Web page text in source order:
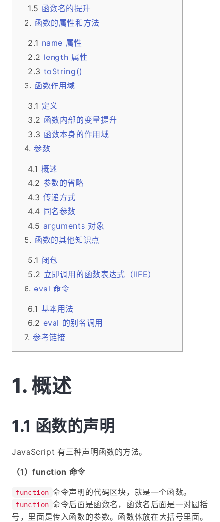
函数名的提升
函数的属性和方法
name 属性
length 属性
toString()
函数作用域
定义
函数内部的变量提升
函数本身的作用域
参数
概述
参数的省略
传递方式
同名参数
arguments 对象
函数的其他知识点
闭包
立即调用的函数表达式（IIFE）
eval 命令
基本用法
eval 的别名调用
参考链接
概述
函数的声明
JavaScript 有三种声明函数的方法。
（1）function 命令
function 命令声明的代码区块，就是一个函数。
function 命令后面是函数名，函数名后面是一对圆括
号，里面是传入函数的参数。函数体放在大括号里面。